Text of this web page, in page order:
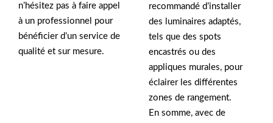
n’hésitez pas à faire appel
à un professionnel pour
bénéficier d’un service de
qualité et sur mesure.
recommandé d’installer
des luminaires adaptés,
tels que des spots
encastrés ou des
appliques murales, pour
éclairer les différentes
zones de rangement.
En somme, avec de